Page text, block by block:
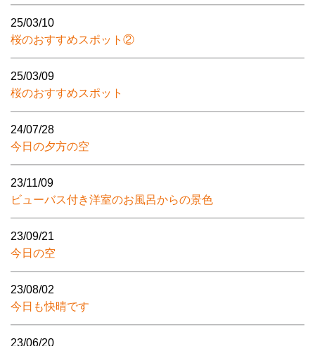
25/03/10
桜のおすすめスポット②
25/03/09
桜のおすすめスポット
24/07/28
今日の夕方の空
23/11/09
ビューバス付き洋室のお風呂からの景色
23/09/21
今日の空
23/08/02
今日も快晴です
23/06/20